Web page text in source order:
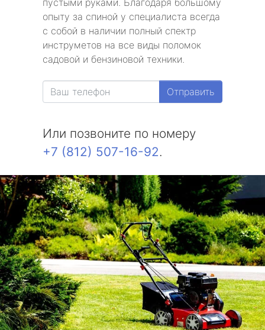
пустыми руками. Благодаря большому
опыту за спиной у специалиста всегда
с собой в наличии полный спектр
инструметов на все виды поломок
садовой и бензиновой техники.
Отправить
Или позвоните по номеру
+7 (812) 507-16-92.